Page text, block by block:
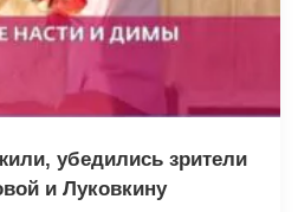
убедились зрители
и Луковкину